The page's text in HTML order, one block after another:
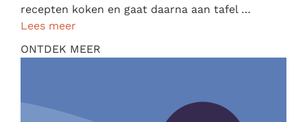
recepten koken en gaat daarna aan tafel …
Lees meer
ONTDEK MEER